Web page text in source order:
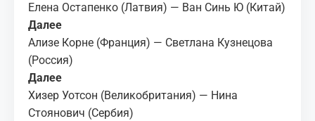
Елена Остапенко (Латвия) — Ван Синь Ю (Китай)
Далее
Ализе Корне (Франция) — Светлана Кузнецова
(Россия)
Далее
Хизер Уотсон (Великобритания) — Нина
Стоянович (Сербия)